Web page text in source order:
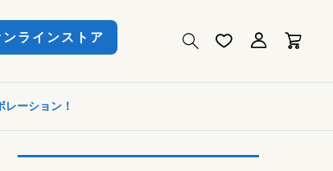
ンラインストア
ーション！